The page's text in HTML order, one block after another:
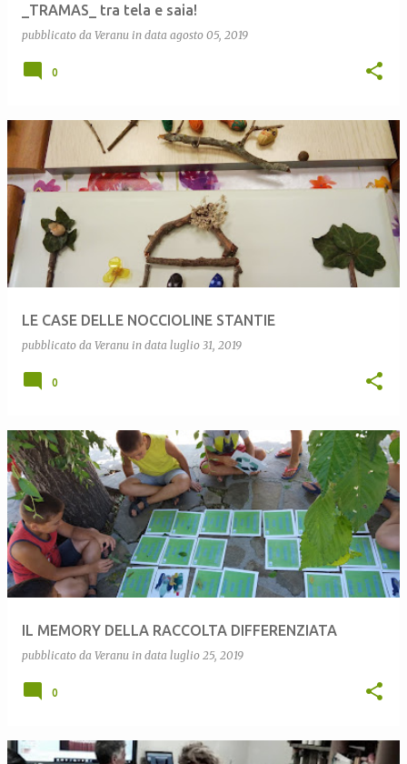
_TRAMAS_ tra tela e saia!
pubblicato da Veranu in data agosto 05, 2019
0
LE CASE DELLE NOCCIOLINE STANTIE
pubblicato da Veranu in data luglio 31, 2019
0
IL MEMORY DELLA RACCOLTA DIFFERENZIATA
pubblicato da Veranu in data luglio 25, 2019
0